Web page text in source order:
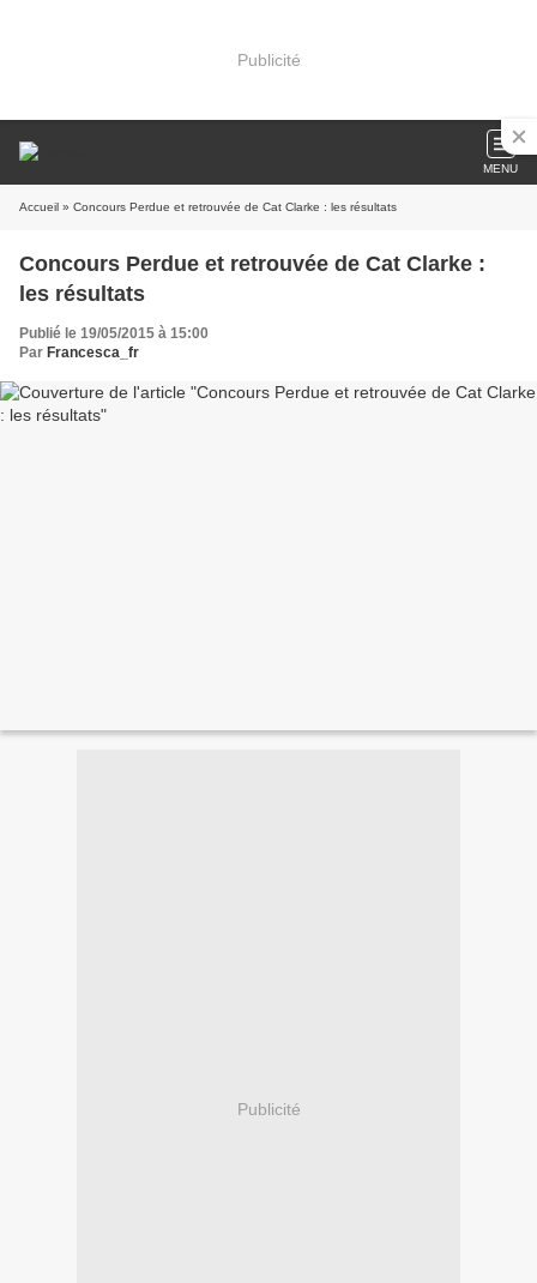
Publicité
MENU
Accueil » Concours Perdue et retrouvée de Cat Clarke : les résultats
Concours Perdue et retrouvée de Cat Clarke :
les résultats
Publié le 19/05/2015 à 15:00
Par Francesca_fr
Publicité